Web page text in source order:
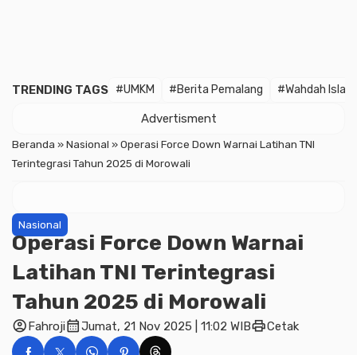
TRENDING TAGS #UMKM #Berita Pemalang #Wahdah
Advertisment
Beranda »Nasional »Operasi Force Down Warnai Latihan TNI
Terintegrasi Tahun 2025 di Morowali
Nasional
Operasi Force Down Warnai
Latihan TNI Terintegrasi
Tahun 2025 di Morowali
account_circleFahrojicalendar_monthJumat, 21 Nov 2025 | 11:02 WIBprintCetak